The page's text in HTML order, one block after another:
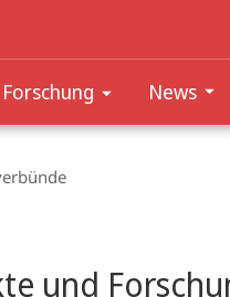
Forschung News
und